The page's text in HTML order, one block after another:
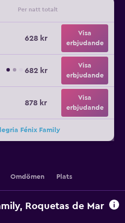
Per natt totalt
628 kr
Visa
erbjudande
682 kr
Visa
erbjudande
878 kr
Visa
erbjudande
Fénix Family
Omdömen Plats
Roquetas de Mar